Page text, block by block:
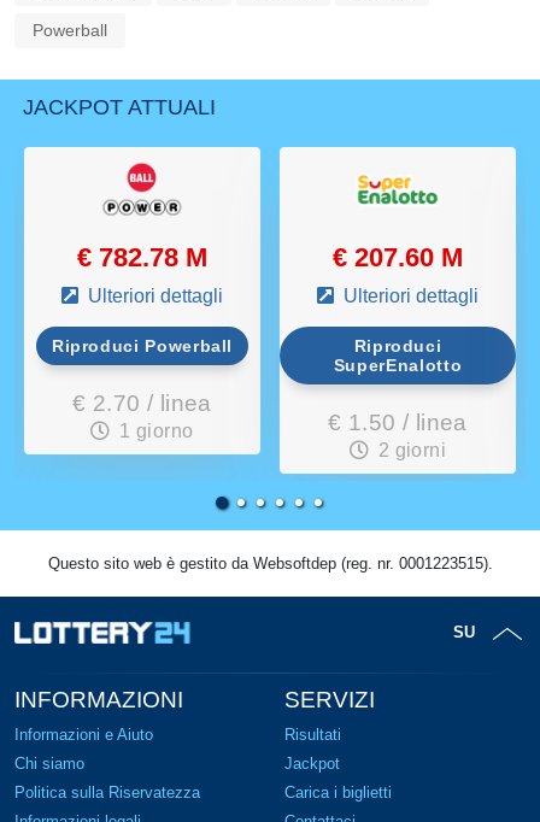
Powerball
JACKPOT ATTUALI
€ 782.78 M
Ulteriori dettagli
Riproduci Powerball
€ 2.70 / linea
1 giorno
€ 207.60 M
Ulteriori dettagli
Riproduci
SuperEnalotto
€ 1.50 / linea
2 giorni
Questo sito web è gestito da Websoftdep (reg. nr. 0001223515).
SU
INFORMAZIONI
Informazioni e Aiuto
Chi siamo
Politica sulla Riservatezza
SERVIZI
Risultati
Jackpot
Carica i biglietti